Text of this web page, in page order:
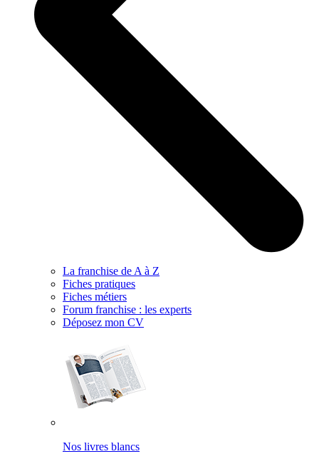
La franchise de A à Z
Fiches pratiques
Fiches métiers
Forum franchise : les experts
Déposez mon CV
Nos livres blancs